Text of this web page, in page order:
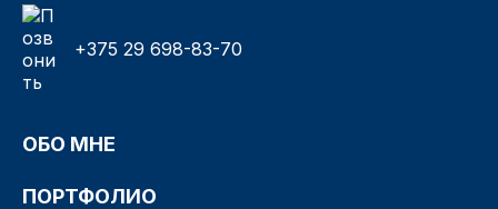
+375 29 698-83-70
ОБО МНЕ
ПОРТФОЛИО